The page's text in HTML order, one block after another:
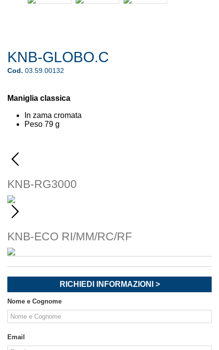
KNB-GLOBO.C
Cod. 03.59.00132
Maniglia classica
In zama cromata
Peso 79 g
KNB-RG3000
KNB-ECO RI/MM/RC/RF
RICHIEDI INFORMAZIONI >
Nome e Cognome
Email